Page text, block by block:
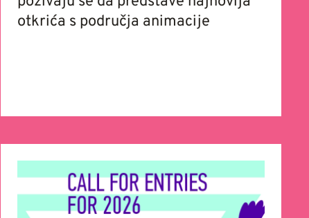
otkrića s područja animacije